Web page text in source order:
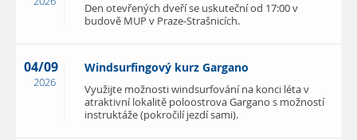
Den otevřených dveří se uskuteční od 17:00 v
budově MUP v Praze-Strašnicích.
04/09
2026
Windsurfingový kurz Gargano
Využijte možnosti windsurfování na konci léta v
atraktivní lokalitě poloostrova Gargano s možností
instruktáže (pokročilí jezdí sami).